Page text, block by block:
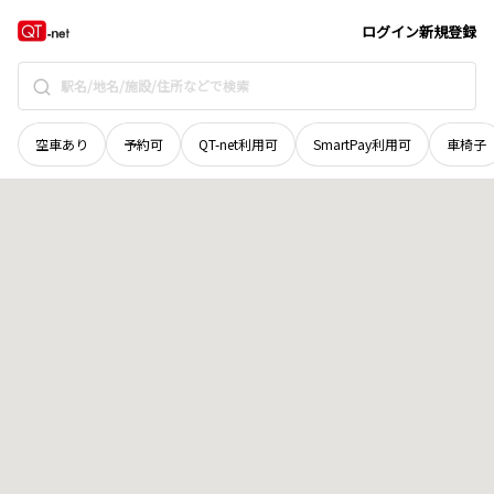
ログイン新規登録
空車あり 予約可 QT-net利用可 SmartPay利用可 車椅子
京都府